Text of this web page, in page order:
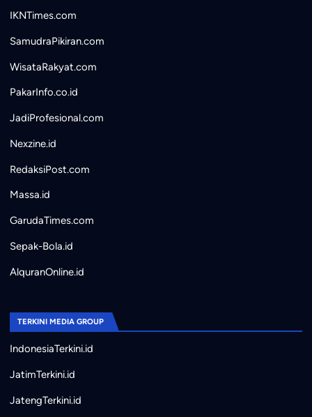
IKNTimes.com
SamudraPikiran.com
WisataRakyat.com
PakarInfo.co.id
JadiProfesional.com
Nexzine.id
RedaksiPost.com
Massa.id
GarudaTimes.com
Sepak-Bola.id
AlquranOnline.id
TERKINI MEDIA GROUP
IndonesiaTerkini.id
JatimTerkini.id
JatengTerkini.id